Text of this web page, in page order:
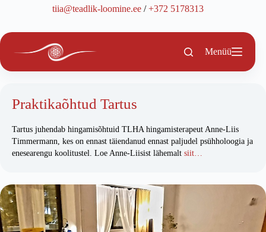
tiia@teadlik-loomine.ee/+372 5178313
Menüü
Praktikaõhtud Tartus
Tartus juhendab hingamisõhtuid TLHA hingamisterapeut Anne-Liis
Timmermann, kes on ennast täiendanud ennast paljudel psühholoogia ja
enesearengu koolitustel. Loe Anne-Liisist lähemalt siit…